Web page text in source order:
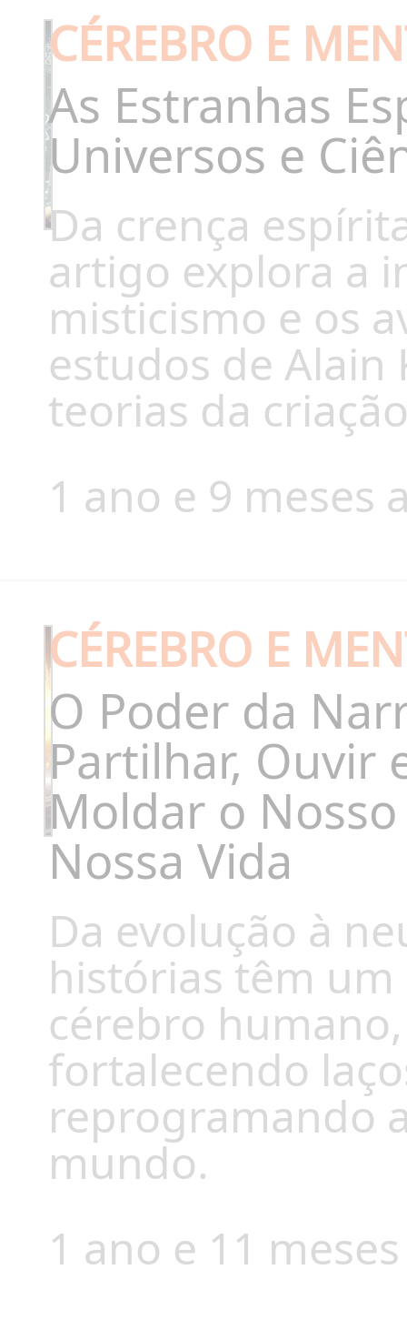
CÉREBRO E
As Estranhas
Universos e
Da crença
artigo explora a
misticismo e os
estudos de Alain
teorias da
1 ano e 9 meses
CÉREBRO E
O Poder da
Partilhar, Ouvir
Moldar o
Nossa Vida
Da evolução à
histórias têm
cérebro
fortalecendo
reprogramando
mundo.
1 ano e 11